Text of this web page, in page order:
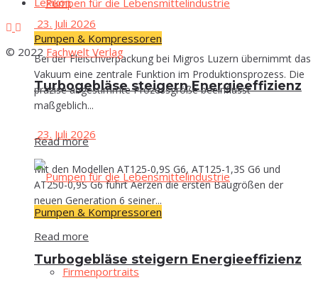
Pumpen & Kompressoren
Tur­bo­ge­blä­se stei­gern Energieeffizienz
23. Juli 2026
Mit den Modellen AT125-0,9S G6, AT125-1,3S G6 und
AT250-0,9S G6 führt Aerzen die ersten Baugrößen der
neuen Generation 6 seiner...
Read more
Fir­men­por­traits
23. Juli 2026
Bei der Fleischverpackung bei Migros Luzern übernimmt das
Vakuum eine zentrale Funktion im Produktionsprozess. Die
präzise abgestimmte Prozessgröße beeinflusst
maßgeblich...
Read more
Pumpen & Kompressoren
Tur­bo­ge­blä­se stei­gern Energieeffizienz
© 2022 Fachwelt Verlag